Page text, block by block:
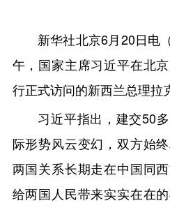
新华社北京6月20日电
午，国家主席习近平在北
行正式访问的新西兰总理拉
习近平指出，建交50多
际形势风云变幻，双方始
两国关系长期走在中国同
给两国人民带来实实在在